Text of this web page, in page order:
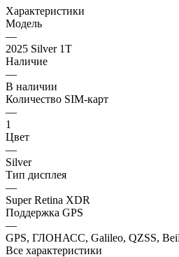
Характеристики
Модель
—
2025 Silver 1T
Наличие
—
В наличии
Количество SIM-карт
—
1
Цвет
—
Silver
Тип дисплея
—
Super Retina XDR
Поддержка GPS
—
GPS, ГЛОНАСС, Galileo, QZSS,
Все характеристики